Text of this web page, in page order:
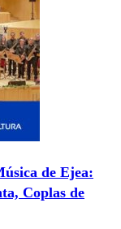
de Ejea:
Coplas de